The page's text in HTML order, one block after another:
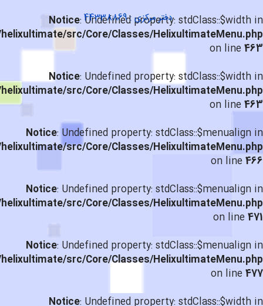
Notice: Undefined property: stdClass::$width in
src/Core/Classes/HelixultimateMenu.php
on line463
Notice: Undefined property: stdClass::$width in
src/Core/Classes/HelixultimateMenu.php
on line463
Notice: Undefined property: stdClass::$menualign in
src/Core/Classes/HelixultimateMenu.php
on line466
Notice: Undefined property: stdClass::$menualign in
src/Core/Classes/HelixultimateMenu.php
on line471
Notice: Undefined property: stdClass::$menualign in
src/Core/Classes/HelixultimateMenu.php
on line477
Notice: Undefined property: stdClass::$width in
دفتر مرکزی : 44338869